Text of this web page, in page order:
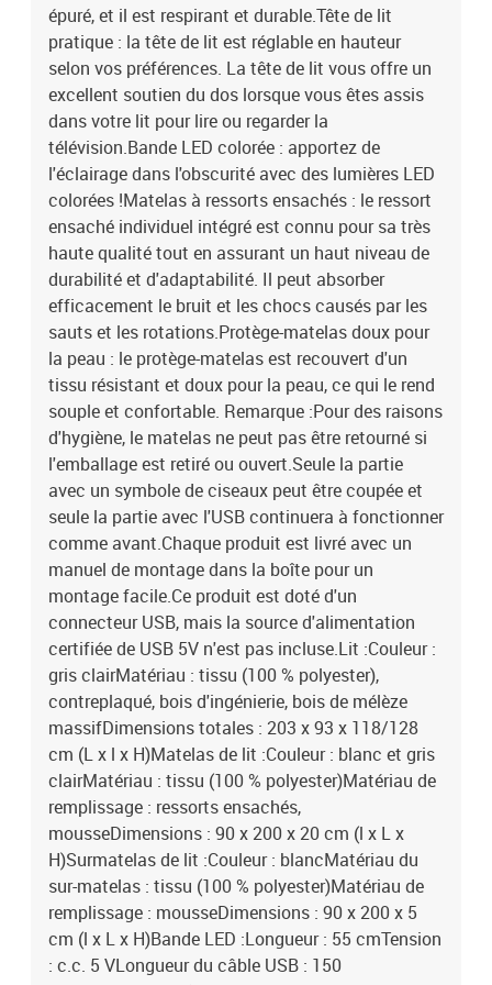
épuré, et il est respirant et durable.Tête de lit
pratique : la tête de lit est réglable en hauteur
selon vos préférences. La tête de lit vous offre un
excellent soutien du dos lorsque vous êtes assis
dans votre lit pour lire ou regarder la
télévision.Bande LED colorée : apportez de
l'éclairage dans l'obscurité avec des lumières LED
colorées !Matelas à ressorts ensachés : le ressort
ensaché individuel intégré est connu pour sa très
haute qualité tout en assurant un haut niveau de
durabilité et d'adaptabilité. Il peut absorber
efficacement le bruit et les chocs causés par les
sauts et les rotations.Protège-matelas doux pour
la peau : le protège-matelas est recouvert d'un
tissu résistant et doux pour la peau, ce qui le rend
souple et confortable. Remarque :Pour des raisons
d'hygiène, le matelas ne peut pas être retourné si
l'emballage est retiré ou ouvert.Seule la partie
avec un symbole de ciseaux peut être coupée et
seule la partie avec l'USB continuera à fonctionner
comme avant.Chaque produit est livré avec un
manuel de montage dans la boîte pour un
montage facile.Ce produit est doté d'un
connecteur USB, mais la source d'alimentation
certifiée de USB 5V n'est pas incluse.Lit :Couleur :
gris clairMatériau : tissu (100 % polyester),
contreplaqué, bois d'ingénierie, bois de mélèze
massifDimensions totales : 203 x 93 x 118/128
cm (L x l x H)Matelas de lit :Couleur : blanc et gris
clairMatériau : tissu (100 % polyester)Matériau de
remplissage : ressorts ensachés,
mousseDimensions : 90 x 200 x 20 cm (l x L x
H)Surmatelas de lit :Couleur : blancMatériau du
sur-matelas : tissu (100 % polyester)Matériau de
remplissage : mousseDimensions : 90 x 200 x 5
cm (l x L x H)Bande LED :Longueur : 55 cmTension
: c.c. 5 VLongueur du câble USB : 150